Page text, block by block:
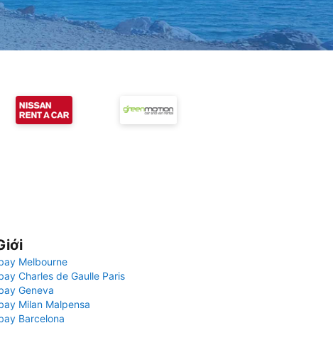
Melbourne
Charles de Gaulle Paris
Geneva
Milan Malpensa
Barcelona